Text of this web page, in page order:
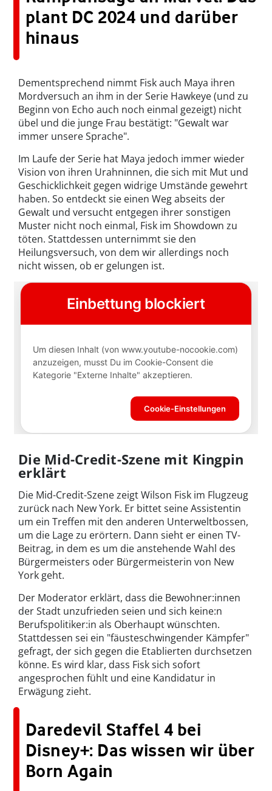
plant DC 2024 und darüber
hinaus
Dementsprechend nimmt Fisk auch Maya ihren
Mordversuch an ihm in der Serie Hawkeye (und zu
Beginn von Echo auch noch einmal gezeigt) nicht
übel und die junge Frau bestätigt: "Gewalt war
immer unsere Sprache".
Im Laufe der Serie hat Maya jedoch immer wieder
Vision von ihren Urahninnen, die sich mit Mut und
Geschicklichkeit gegen widrige Umstände gewehrt
haben. So entdeckt sie einen Weg abseits der
Gewalt und versucht entgegen ihrer sonstigen
Muster nicht noch einmal, Fisk im Showdown zu
töten. Stattdessen unternimmt sie den
Heilungsversuch, von dem wir allerdings noch
nicht wissen, ob er gelungen ist.
Die Mid-Credit-Szene mit Kingpin
erklärt
Die Mid-Credit-Szene zeigt Wilson Fisk im Flugzeug
zurück nach New York. Er bittet seine Assistentin
um ein Treffen mit den anderen Unterweltbossen,
um die Lage zu erörtern. Dann sieht er einen TV-
Beitrag, in dem es um die anstehende Wahl des
Bürgermeisters oder Bürgermeisterin von New
York geht.
Der Moderator erklärt, dass die Bewohner:innen
der Stadt unzufrieden seien und sich keine:n
Berufspolitiker:in als Oberhaupt wünschten.
Stattdessen sei ein "fäusteschwingender Kämpfer"
gefragt, der sich gegen die Etablierten durchsetzen
könne. Es wird klar, dass Fisk sich sofort
angesprochen fühlt und eine Kandidatur in
Erwägung zieht.
Daredevil Staffel 4 bei
Disney+: Das wissen wir über
Born Again